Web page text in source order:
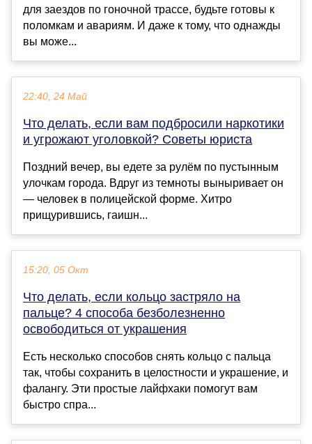
для заездов по гоночной трассе, будьте готовы к
поломкам и авариям. И даже к тому, что однажды
вы може...
22:40, 24 Май
Что делать, если вам подбросили наркотики
и угрожают уголовкой? Советы юриста
Поздний вечер, вы едете за рулём по пустынным
улочкам города. Вдруг из темноты выныривает он
— человек в полицейской форме. Хитро
прищурившись, гаишн...
15:20, 05 Окт
Что делать, если кольцо застряло на
пальце? 4 способа безболезненно
освободиться от украшения
Есть несколько способов снять кольцо с пальца
так, чтобы сохранить в целостности и украшение, и
фалангу. Эти простые лайфхаки помогут вам
быстро спра...